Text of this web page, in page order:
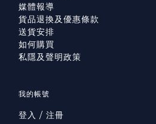
媒體報導
貨品退換及優惠條款
送貨安排
如何購買
私隱及聲明政策
我的帳號
登入 / 注冊